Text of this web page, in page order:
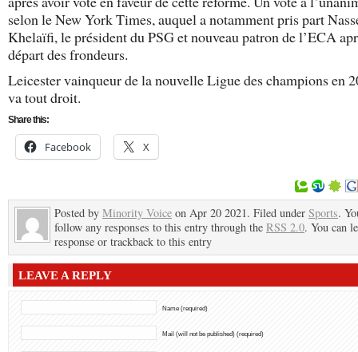
selon le New York Times, auquel a notamment pris part
Khelaïfi, le président du PSG et nouveau patron de l’ECA
départ des frondeurs.
Leicester vainqueur de la nouvelle Ligue des champions en
va tout droit.
Share this:
Facebook X
Posted by Minority Voice on Apr 20 2021. Filed under Sports.
follow any responses to this entry through the RSS 2.0. You can
response or trackback to this entry
LEAVE A REPLY
Name (required)
Mail (will not be published) (required)